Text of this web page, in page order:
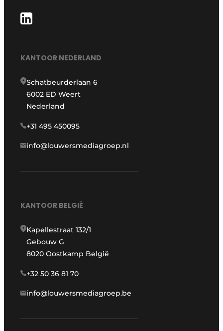
KANTOOR NEDERLAND
Schatbeurderlaan 6
6002 ED Weert
Nederland
+31 495 450095
info@louwersmediagroep.nl
KANTOOR BELGIË
Kapellestraat 132/1
Gebouw G
8020 Oostkamp België
+32 50 36 81 70
info@louwersmediagroep.be